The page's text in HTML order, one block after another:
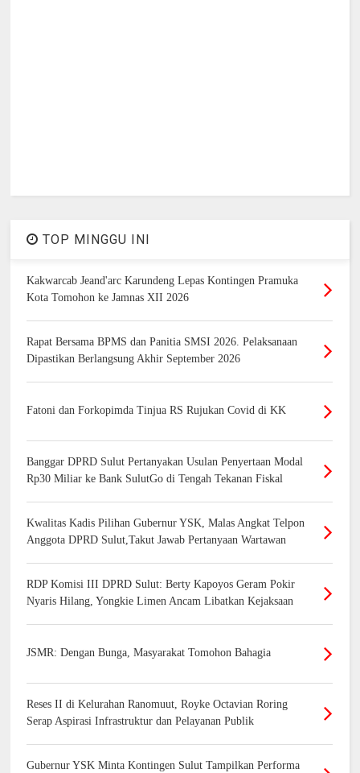
TOP MINGGU INI
Kakwarcab Jeand'arc Karundeng Lepas Kontingen Pramuka
Kota Tomohon ke Jamnas XII 2026
Rapat Bersama BPMS dan Panitia SMSI 2026. Pelaksanaan
Dipastikan Berlangsung Akhir September 2026
Fatoni dan Forkopimda Tinjua RS Rujukan Covid di KK
Banggar DPRD Sulut Pertanyakan Usulan Penyertaan Modal
Rp30 Miliar ke Bank SulutGo di Tengah Tekanan Fiskal
Kwalitas Kadis Pilihan Gubernur YSK, Malas Angkat Telpon
Anggota DPRD Sulut,Takut Jawab Pertanyaan Wartawan
RDP Komisi III DPRD Sulut: Berty Kapoyos Geram Pokir
Nyaris Hilang, Yongkie Limen Ancam Libatkan Kejaksaan
JSMR: Dengan Bunga, Masyarakat Tomohon Bahagia
Reses II di Kelurahan Ranomuut, Royke Octavian Roring
Serap Aspirasi Infrastruktur dan Pelayanan Publik
Gubernur YSK Minta Kontingen Sulut Tampilkan Performa